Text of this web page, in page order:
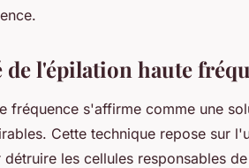
de l'épilation haute
fréquence s'affirme comme une
Cette technique repose sur
les cellules responsables